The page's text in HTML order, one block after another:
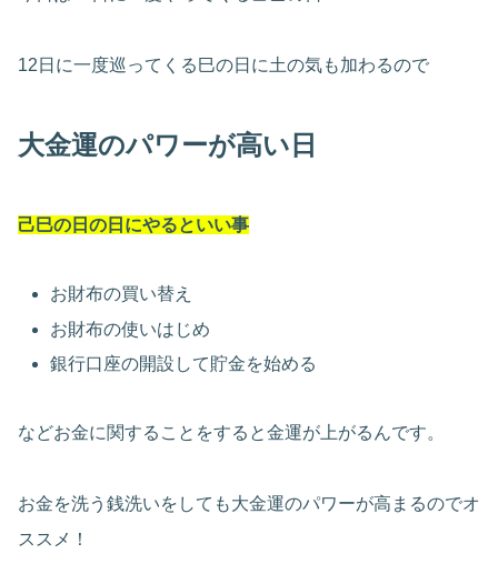
12日に一度巡ってくる巳の日に土の気も加わるので
大金運のパワーが高い日
己巳の日の日にやるといい事
お財布の買い替え
お財布の使いはじめ
銀行口座の開設して貯金を始める
などお金に関することをすると金運が上がるんです。
お金を洗う銭洗いをしても大金運のパワーが高まるのでオ
ススメ！